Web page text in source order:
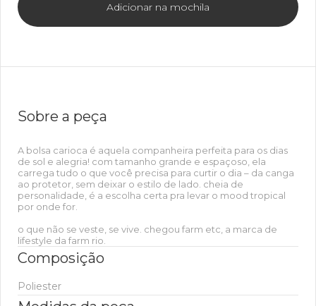
Adicionar na mochila
Sobre a peça
A bolsa carioca é aquela companheira perfeita para os dias
de sol e alegria! com tamanho grande e espaçoso, ela
carrega tudo o que você precisa para curtir o dia – da canga
ao protetor, sem deixar o estilo de lado. cheia de
personalidade, é a escolha certa pra levar o mood tropical
por onde for.
o que não se veste, se vive. chegou farm etc, a marca de
lifestyle da farm rio.
Composição
Poliester